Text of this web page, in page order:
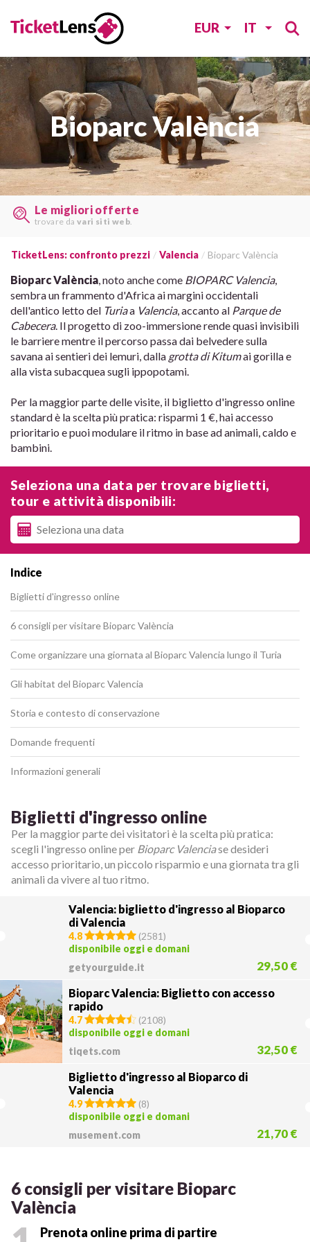
EUR IT
Bioparc València
Le migliori offerte
trovare da vari siti web.
TicketLens: confronto prezzi Valencia Bioparc València
Bioparc València , noto anche come BIOPARC Valencia,
sembra un frammento d'Africa ai margini occidentali
dell'antico letto del Turiaa Valencia, accanto al Parque de
Cabecera. Il progetto di zoo-immersione rende quasi invisibili
le barriere mentre il percorso passa dai belvedere sulla
savana ai sentieri dei lemuri, dalla grotta di Kitumai gorilla e
alla vista subacquea sugli ippopotami.
Per la maggior parte delle visite, il biglietto d'ingresso online
standard è la scelta più pratica: risparmi 1 €, hai accesso
prioritario e puoi modulare il ritmo in base ad animali, caldo e
bambini.
Seleziona una data per trovare biglietti,
tour e attività disponibili:
Indice
Biglietti d'ingresso online
6 consigli per visitare Bioparc València
Come organizzare una giornata al Bioparc Valencia lungo il Turia
Gli habitat del Bioparc Valencia
Storia e contesto di conservazione
Domande frequenti
Informazioni generali
Biglietti d'ingresso online
Per la maggior parte dei visitatori è la scelta più pratica:
scegli l'ingresso online per Bioparc Valenciase desideri
accesso prioritario, un piccolo risparmio e una giornata tra gli
animali da vivere al tuo ritmo.
Valencia: biglietto d'ingresso al Bioparco
di Valencia
4.8 (2581)
disponibile oggi e domani
getyourguide.it
29,50 €
Bioparc Valencia: Biglietto con accesso
rapido
4.7 (2108)
disponibile oggi e domani
tiqets.com
32,50 €
Biglietto d'ingresso al Bioparco di
Valencia
4.9 (8)
disponibile oggi e domani
musement.com
21,70 €
6 consigli per visitare Bioparc
València
Prenota online prima di partire